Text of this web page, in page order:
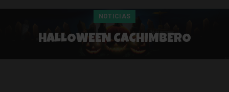
NOTICIAS
HALLOWEEN CACHIMBERO